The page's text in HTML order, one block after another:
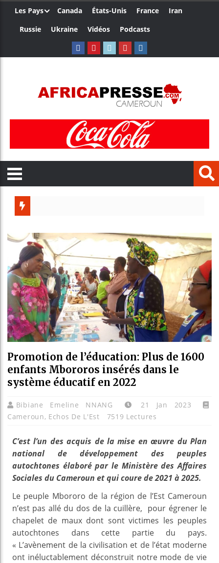
Les Pays Canada États-Unis France
Iran
Russie
Ukraine Vidéos Podcasts
Guinée :
Réforme
Bénin :
Promotion de l’éducation: Plus de 1600
enfants Mbororos insérés dans le
système éducatif en 2022
Bibiane Emeline NNANG
21 Jan 2023
Cameroun, Echos De L'Est 7519 Lectures
C’est l’un des acquis de la mise en œuvre du Plan
national de développement des peuples
autochtones élaboré par le Ministère des Affaires
Sociales du Cameroun et qui coure de 2021 à 2025.
Le peuple Mbororo de la région de l’Est Cameroun
n’est pas allé du dos de la cuillère, pour égrener le
chapelet de maux dont sont victimes les peuples
autochtones dans cette partie du pays.
« L’avènement de la civilisation et de l’état moderne
ont inéluctablement déconstruit notre mode de vie